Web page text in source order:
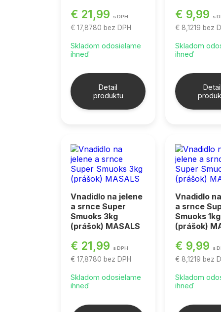
€ 21,99 s DPH
€ 17,8780 bez DPH
Skladom odosielame
ihneď
Detail
produktu
€ 9,99 s
€ 8,1219 bez
Skladom
ihneď
Vnadidlo na jelene
a srnce Super
Smuoks 3kg
(prášok) MASALS
€ 21,99 s DPH
€ 17,8780 bez DPH
Skladom odosielame
ihneď
Vnadidlo
a srnce
Smuoks 1kg
(prášok)
€ 9,99 s
€ 8,1219 bez
Skladom
ihneď